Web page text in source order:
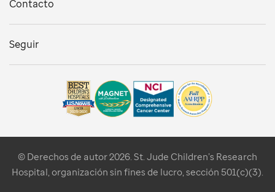
Contacto
Seguir
© Derechos de autor 2026. St. Jude Children’s Research
Hospital, organización sin fines de lucro, sección 501(c)(3).